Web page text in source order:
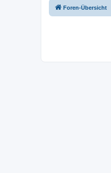
Foren-Übersicht